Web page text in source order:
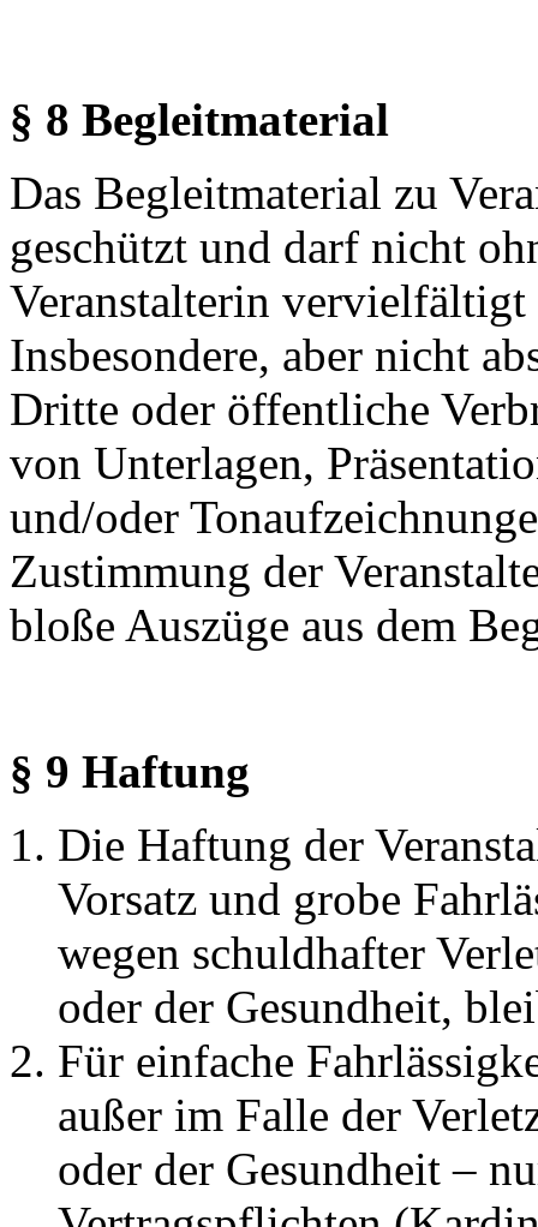
§ 8 Begleitmaterial
Das Begleitmaterial zu
geschützt und darf nicht
Veranstalterin
Insbesondere, aber nicht
Dritte oder öffentliche
von Unterlagen,
und/oder
Zustimmung der
bloße Auszüge aus dem
§ 9 Haftung
Die Haftung der
Vorsatz und grobe
wegen schuldhafter
oder der Gesundheit,
Für einfache
außer im Falle der
oder der Gesundheit –